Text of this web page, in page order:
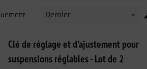
Dernier
Clé de réglage et d'ajustement pour
suspensions réglables - Lot de 2